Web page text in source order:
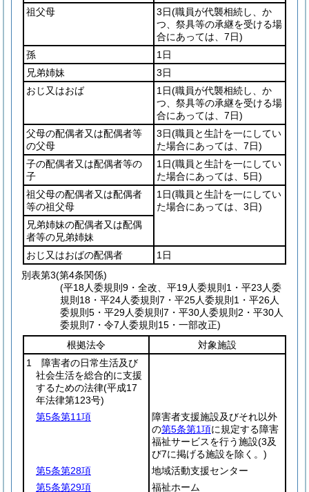
祖父母 3日(職員が代襲相続し、か
つ、祭具等の承継を受ける場
合にあっては、7日)
孫
1日
兄弟姉妹
3日
おじ又はおば
1日(職員が代襲相続し、か
つ、祭具等の承継を受ける場
合にあっては、7日)
父母の配偶者又は配偶者等
の父母
3日(職員と生計を一にしてい
た場合にあっては、7日)
子の配偶者又は配偶者等の
子
1日(職員と生計を一にしてい
た場合にあっては、5日)
祖父母の配偶者又は配偶者
等の祖父母
1日(職員と生計を一にしてい
た場合にあっては、3日)
兄弟姉妹の配偶者又は配偶
者等の兄弟姉妹
おじ又はおばの配偶者
1日
別表第3(第4条関係)
(平18人委規則9・全改、平19人委規則1・平23人委
規則18・平24人委規則7・平25人委規則1・平26人
委規則5・平29人委規則7・平30人委規則2・平30人
委規則7・令7人委規則15・一部改正)
根拠法令
対象施設
1 障害者の日常生活及び
社会生活を総合的に支援
するための法律(平成17
年法律第123号)
第5条第11項
障害者支援施設及びそれ以外
の第5条第1項に規定する障害
福祉サービスを行う施設(3及
び7に掲げる施設を除く。)
第5条第28項
地域活動支援センター
第5条第29項
福祉ホーム